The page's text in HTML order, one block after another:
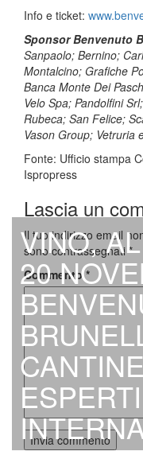
VINO,
20
Info e ticket:
Sponsor Benvenuto
Sanpaolo; Bernino;
Montalcino; Grafiche
Banca Monte Dei
Velo Spa; Pandolfini
Rubeca; San Felice;
Vason Group; Vetruria
Fonte: Ufficio stampa
Ispropress
Lascia un
Il tuo indirizzo email
sono contrassegnati*
Commento*